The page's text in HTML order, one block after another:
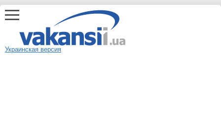
Украинская версия